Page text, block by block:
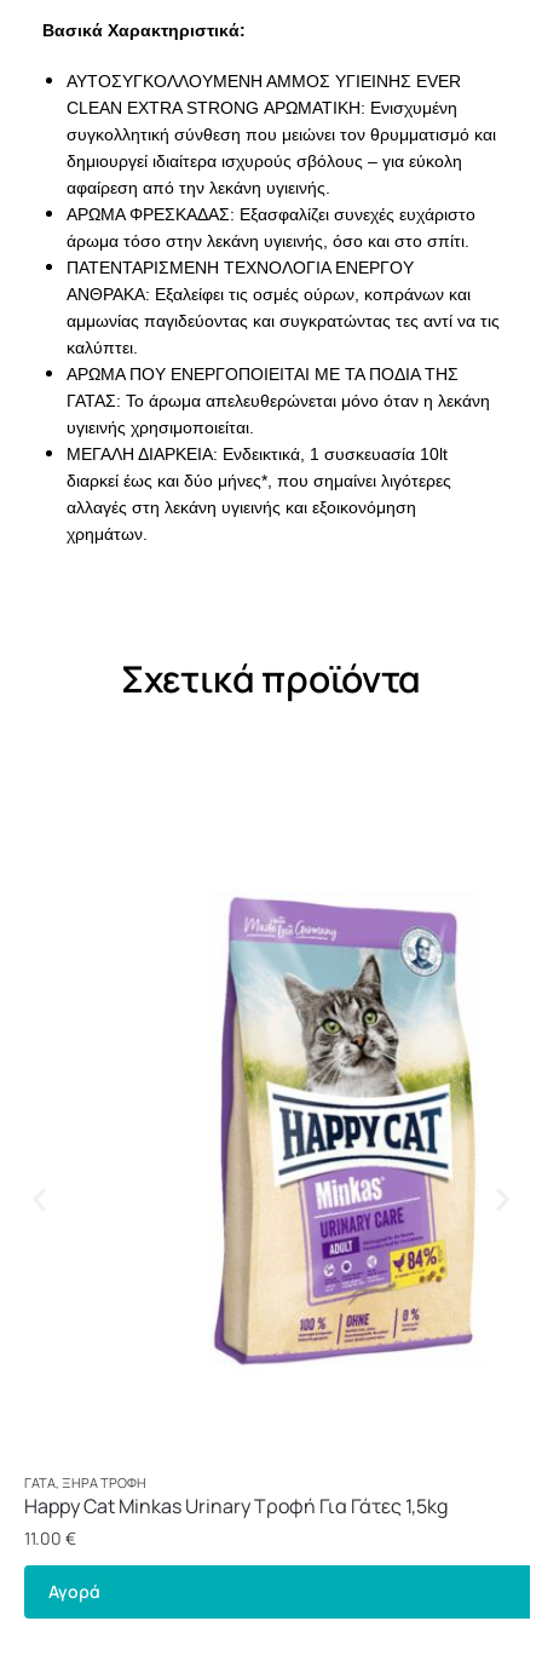
Βασικά Χαρακτηριστικά:
ΑΥΤΟΣΥΓΚΟΛΛΟΥΜΕΝΗ ΑΜΜΟΣ ΥΓΙΕΙΝΗΣ EVER
CLEAN EXTRA STRONG ΑΡΩΜΑΤΙΚΗ: Ενισχυμένη
συγκολλητική σύνθεση που μειώνει τον θρυμματισμό και
δημιουργεί ιδιαίτερα ισχυρούς σβόλους – για εύκολη
αφαίρεση από την λεκάνη υγιεινής.
ΑΡΩΜΑ ΦΡΕΣΚΑΔΑΣ: Εξασφαλίζει συνεχές ευχάριστο
άρωμα τόσο στην λεκάνη υγιεινής, όσο και στο σπίτι.
ΠΑΤΕΝΤΑΡΙΣΜΕΝΗ ΤΕΧΝΟΛΟΓΙΑ ΕΝΕΡΓΟΥ
ΑΝΘΡΑΚΑ: Εξαλείφει τις οσμές ούρων, κοπράνων και
αμμωνίας παγιδεύοντας και συγκρατώντας τες αντί να τις
καλύπτει.
ΑΡΩΜΑ ΠΟΥ ΕΝΕΡΓΟΠΟΙΕΙΤΑΙ ΜΕ ΤΑ ΠΟΔΙΑ ΤΗΣ
ΓΑΤΑΣ: Το άρωμα απελευθερώνεται μόνο όταν η λεκάνη
υγιεινής χρησιμοποιείται.
ΜΕΓΑΛΗ ΔΙΑΡΚΕΙΑ: Ενδεικτικά, 1 συσκευασία 10lt
διαρκεί έως και δύο μήνες*, που σημαίνει λιγότερες
αλλαγές στη λεκάνη υγιεινής και εξοικονόμηση
χρημάτων.
Σχετικά προϊόντα
ΓΆΤΑ ΞΗΡΆ ΤΡΟΦΉ
Happy Cat Minkas Urinary Τροφή Για Γάτες 1,5kg
11.00 €
Αγορά